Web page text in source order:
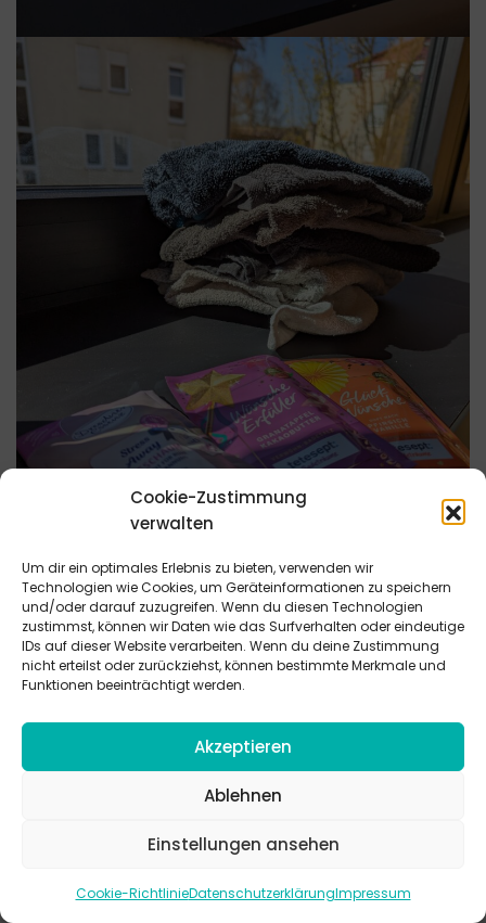
Cookie-Zustimmung
verwalten
Um dir ein optimales Erlebnis zu bieten, verwenden wir
Technologien wie Cookies, um Geräteinformationen zu speichern
und/oder darauf zuzugreifen. Wenn du diesen Technologien
zustimmst, können wir Daten wie das Surfverhalten oder eindeutige
IDs auf dieser Website verarbeiten. Wenn du deine Zustimmung
nicht erteilst oder zurückziehst, können bestimmte Merkmale und
Funktionen beeinträchtigt werden.
Akzeptieren
Ablehnen
Einstellungen ansehen
Cookie-RichtlinieDatenschutzerklärungImpressum
9. Station: der Gründonnerstag-Weg als Familie